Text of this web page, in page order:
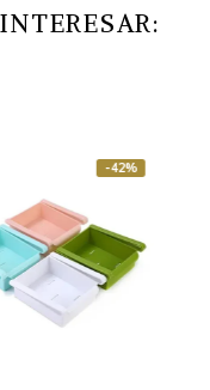
-42%